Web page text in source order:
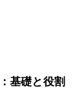
基礎と役割